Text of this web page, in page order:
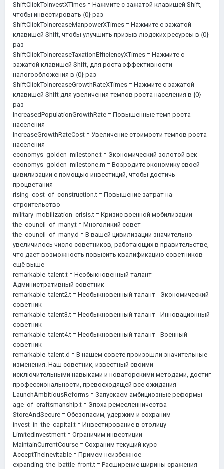
ShiftClickToInvestXTimes = Нажмите с зажатой клавишей Shift,
чтобы инвестировать {0} раз
ShiftClickToIncreaseManpowerXTimes = Нажмите с зажатой
клавишей Shift, чтобы улучшить призыв людских ресурсы в {0}
раз
ShiftClickToIncreaseTaxationEfficiencyXTimes = Нажмите с
зажатой клавишей Shift, для роста эффективности
налогообложения в {0} раз
ShiftClickToIncreaseGrowthRateXTimes = Нажмите с зажатой
клавишей Shift для увеличения темпов роста населения в {0}
раз
IncreasedPopulationGrowthRate = Повышенные темп роста
населения
IncreaseGrowthRateCost = Увеличение стоимости темпов роста
населения
economys_golden_milestone.t = Экономический золотой век
economys_golden_milestone.m = Возродите экономику своей
цивилизации с помощью инвестиций, чтобы достичь
процветания
rising_cost_of_construction.t = Повышение затрат на
строительство
military_mobilization_crisis.t = Кризис военной мобилизации
the_council_of_many.t = Многоликий совет
the_council_of_many.d = В вашей цивилизации значительно
увеличилось число советников, работающих в правительстве,
что дает возможность повысить квалификацию советников
ещё выше
remarkable_talent.t = Необыкновенный талант -
Административный советник
remarkable_talent2.t = Необыкновенный талант - Экономический
советник
remarkable_talent3.t = Необыкновенный талант - Инновационный
советник
remarkable_talent4.t = Необыкновенный талант - Военный
советник
remarkable_talent.d = В нашем совете произошли значительные
изменения. Наш советник, известный своими
исключительными навыками и новаторскими методами, достиг
профессиональности, превосходящей все ожидания
LaunchAmbitiousReforms = Запускаем амбициозные реформы
age_of_craftsmanship.t = Эпоха ремесленничества
StoreAndSecure = Обезопасим, удержим и сохраним
invest_in_the_capital.t = Инвестирование в столицу
LimitedInvestment = Ограничим инвестиции
MaintainCurrentCourse = Сохраним текущий курс
AcceptTheInevitable = Примем неизбежное
expanding_the_battle_front.t = Расширение ширины сражения